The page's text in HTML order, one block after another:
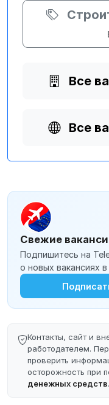
Все
Все
Свежие
Подпишитесь на
о новых вакансиях в
Контакты, сайт и
работодателем.
проверить
осторожность при
денежных средств.